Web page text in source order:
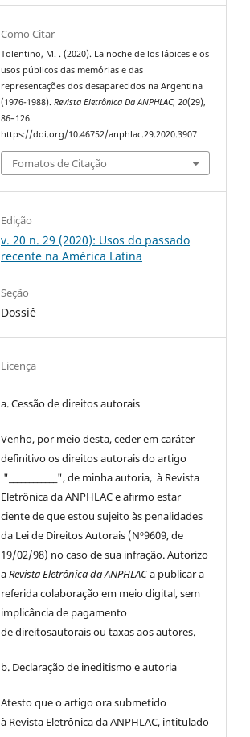
Como Citar
Tolentino, M. . (2020). La noche de los lápices e os
usos públicos das memórias e das
representações dos desaparecidos na Argentina
(1976-1988).Revista Eletrônica Da ANPHLAC,20(29),
86–126.
https://doi.org/10.46752/anphlac.29.2020.3907
Fomatos de Citação
Edição
v. 20 n. 29 (2020): Usos do passado
recente na América Latina
Seção
Dossiê
Licença
a. Cessão dedireitosautorais
Venho, por meio desta, ceder em caráter
definitivo osdireitosautoraisdo artigo
"____________", de minha autoria, à Revista
Eletrônica da ANPHLACe afirmo estar
ciente de que estou sujeito às penalidades
da Lei de DireitosAutorais (Nº9609, de
19/02/98) no caso de sua infração. Autorizo
aRevista Eletrônica da ANPHLACa publicar a
referida colaboração em meio digital, sem
implicância de pagamento
dedireitosautoraisou taxas aos autores.
b. Declaração de ineditismo e autoria
Atesto que o artigo ora submetido
à Revista Eletrônica da ANPHLAC, intitulado